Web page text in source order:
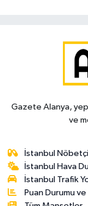
Gazete Alanya,
ve
İstanbul
İstanbul Hava
İstanbul Trafik
Puan Durumu